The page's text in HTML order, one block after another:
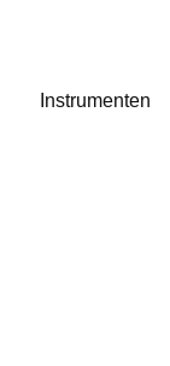
Instrumenten